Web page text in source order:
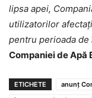
lipsa apei,
utilizatorilor
pentru perioada
Companiei de Apă
ETICHETE
anunț